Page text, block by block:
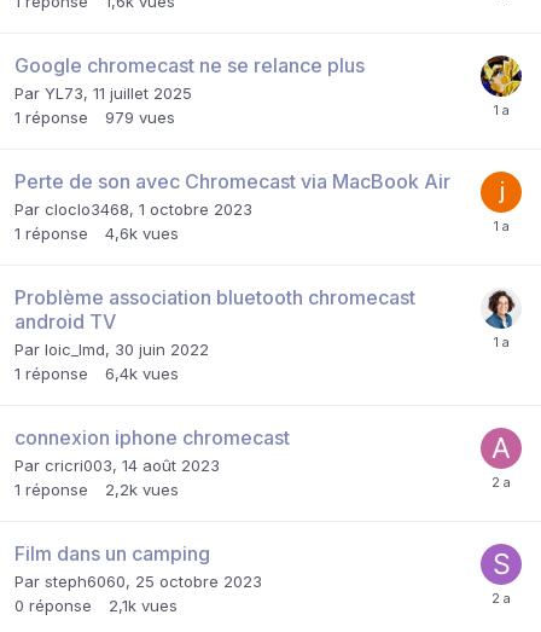
Google chromecast ne se relance plus
Par YL73, 11 juillet 2025
1 réponse 979 vues
Perte de son avec Chromecast via MacBook Air
Par cloclo3468, 1 octobre 2023
1 réponse 4,6k vues
Problème association bluetooth chromecast
android TV
Par loic_lmd, 30 juin 2022
1 réponse 6,4k vues
connexion iphone chromecast
Par cricri003, 14 août 2023
1 réponse 2,2k vues
Film dans un camping
Par steph6060, 25 octobre 2023
0 réponse 2,1k vues